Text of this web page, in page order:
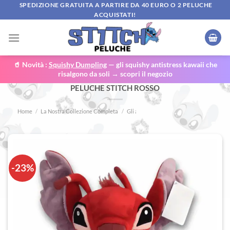
ai
SPEDIZIONE GRATUITA A PARTIRE DA 40 EURO O 2 PELUCHE
ACQUISTATI!
🥤 Novità : Squishy Dumpling— gli squishy antistress kawaii che
risalgono da soli → scopri il negozio
PELUCHE STITCH ROSSO
Home / La Nostra Collezione Completa / Gli amici di Stitch
-23%